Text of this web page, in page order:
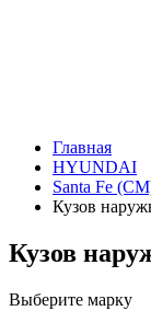
Главная
HYUNDAI
Santa Fe
Кузов
Кузов
Выберите марку